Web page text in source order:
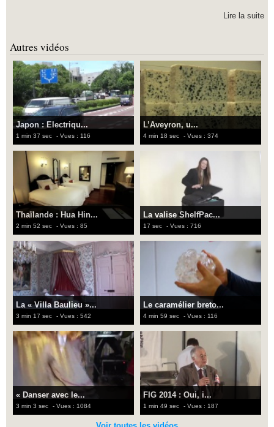
Lire la suite
Autres vidéos
Japon : Electriqu...
1 min 37 sec - Vues : 116
L’Aveyron, u...
4 min 18 sec - Vues : 374
Thaïlande : Hua Hin...
2 min 52 sec - Vues : 85
La valise ShelfPac...
17 sec - Vues : 716
La « Villa Baulieu »...
3 min 17 sec - Vues : 542
Le caramélier breto...
4 min 59 sec - Vues : 116
« Danser avec le...
3 min 3 sec - Vues : 1084
FIG 2014 : Oui, i...
1 min 49 sec - Vues : 187